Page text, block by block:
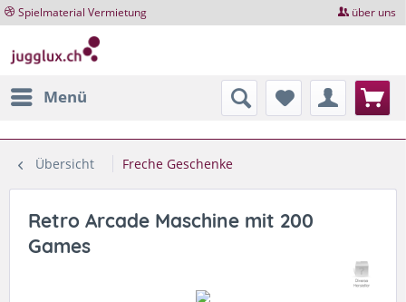
Spielmaterial Vermietung über uns
Menü
Übersicht Freche Geschenke
Retro Arcade Maschine mit 200
Games